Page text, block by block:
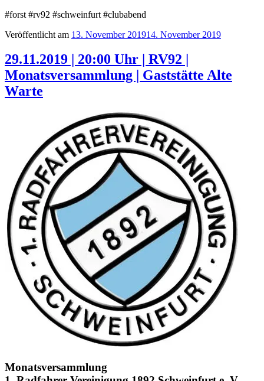
#forst #rv92 #schweinfurt #clubabend
Veröffentlicht am 13. November 201914. November 2019
29.11.2019 | 20:00 Uhr | RV92 |
Monatsversammlung | Gaststätte Alte
Warte
Monatsversammlung